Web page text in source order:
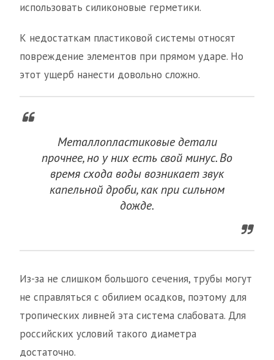
использовать силиконовые герметики.
К недостаткам пластиковой системы относят
повреждение элементов при прямом ударе. Но
этот ущерб нанести довольно сложно.
Металлопластиковые детали
прочнее, но у них есть свой минус. Во
время схода воды возникает звук
капельной дроби, как при сильном
дожде.
Из-за не слишком большого сечения, трубы могут
не справляться с обилием осадков, поэтому для
тропических ливней эта система слабовата. Для
российских условий такого диаметра
достаточно.